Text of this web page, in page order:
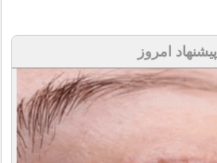
پیشنهاد امروز